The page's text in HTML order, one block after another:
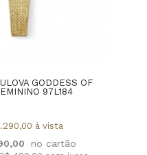
GODDESS OF
97L184
à vista